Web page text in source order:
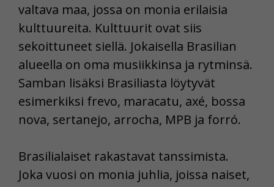
valtava maa, jossa on monia erilaisia
kulttuureita. Kulttuurit ovat siis
sekoittuneet siellä. Jokaisella Brasilian
alueella on oma musiikkinsa ja rytminsä.
Samban lisäksi Brasiliasta löytyvät
esimerkiksi frevo, maracatu, axé, bossa
nova, sertanejo, arrocha, MPB ja forró.
Brasilialaiset rakastavat tanssimista.
Joka vuosi on monia juhlia, joissa naiset,